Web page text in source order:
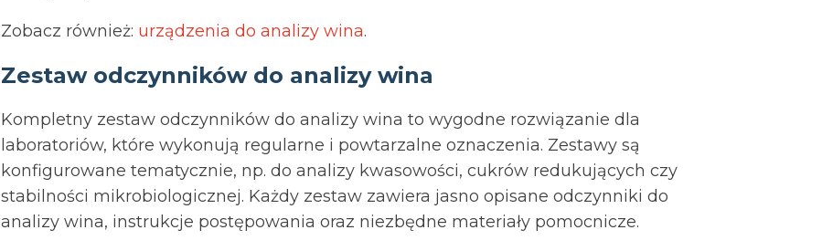
Zobacz również: urządzenia do analizy wina.
Zestaw odczynników do analizy wina
Kompletny zestaw odczynników do analizy wina to wygodne rozwiązanie dla
laboratoriów, które wykonują regularne i powtarzalne oznaczenia. Zestawy są
konfigurowane tematycznie, np. do analizy kwasowości, cukrów redukujących czy
stabilności mikrobiologicznej. Każdy zestaw zawiera jasno opisane odczynniki do
analizy wina, instrukcje postępowania oraz niezbędne materiały pomocnicze.